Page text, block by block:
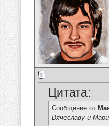
Цитата:
Сообщение от
Вячеславу и